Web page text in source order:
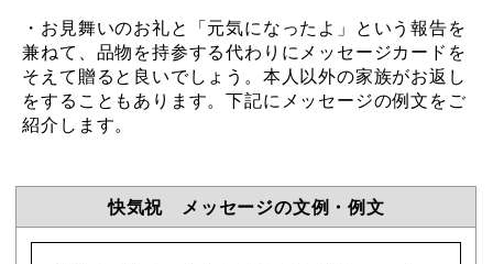
・お見舞いのお礼と「元気になったよ」という報告を
兼ねて、品物を持参する代わりにメッセージカードを
そえて贈ると良いでしょう。本人以外の家族がお返し
をすることもあります。下記にメッセージの例文をご
紹介します。
快気祝 メッセージの文例・例文